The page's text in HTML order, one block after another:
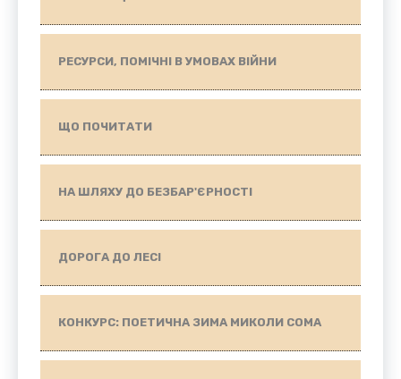
РЕСУРСИ, ПОМІЧНІ В УМОВАХ ВІЙНИ
ЩО ПОЧИТАТИ
НА ШЛЯХУ ДО БЕЗБАР'ЄРНОСТІ
ДОРОГА ДО ЛЕСІ
КОНКУРС: ПОЕТИЧНА ЗИМА МИКОЛИ СОМА